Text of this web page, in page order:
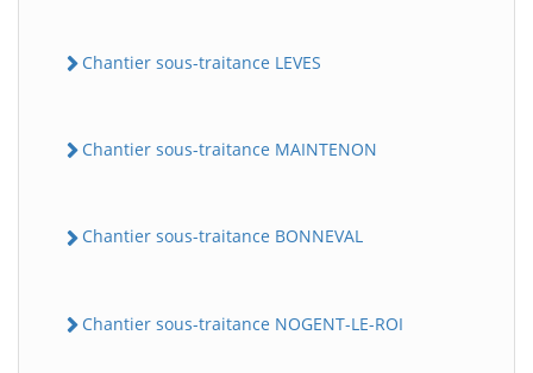
Chantier sous-traitance LEVES
Chantier sous-traitance MAINTENON
Chantier sous-traitance BONNEVAL
Chantier sous-traitance NOGENT-LE-ROI